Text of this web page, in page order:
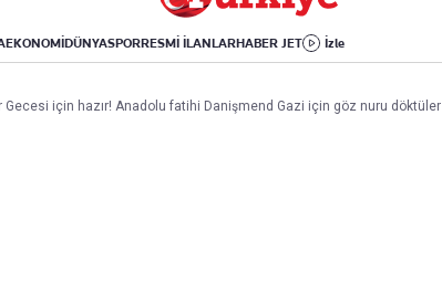
EKONOMİDÜNYASPORRESMİ İLANLARHABER JET İzle
Gecesi için hazır! Anadolu fatihi Danişmend Gazi için göz nuru döktüler